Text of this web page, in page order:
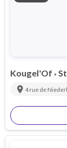
Kougel'Of •
location_on 4 rue de